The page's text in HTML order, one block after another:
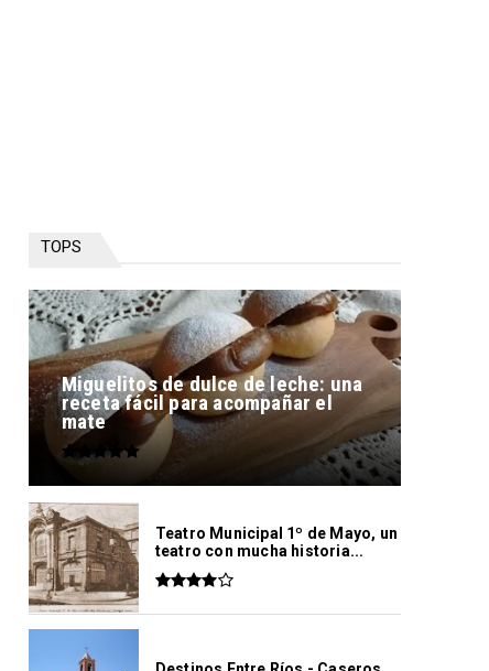
TOPS
Miguelitos de dulce de leche: una
receta fácil para acompañar el
mate
Teatro Municipal 1º de Mayo, un
teatro con mucha historia...